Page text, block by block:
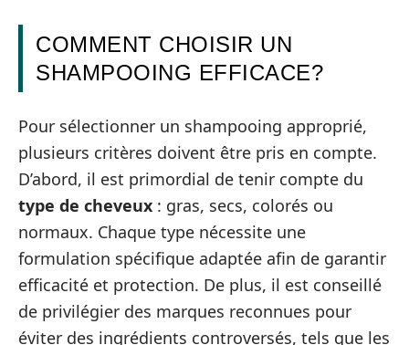
COMMENT CHOISIR UN
SHAMPOOING EFFICACE?
Pour sélectionner un shampooing approprié,
plusieurs critères doivent être pris en compte.
D’abord, il est primordial de tenir compte du
type de cheveux : gras, secs, colorés ou
normaux. Chaque type nécessite une
formulation spécifique adaptée afin de garantir
efficacité et protection. De plus, il est conseillé
de privilégier des marques reconnues pour
éviter des ingrédients controversés, tels que les